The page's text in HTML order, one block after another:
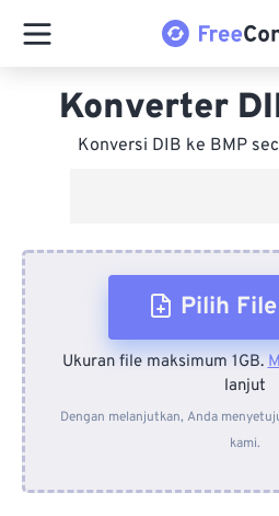
Konverter
Konversi DIB ke BMP
Pilih File
Dari
Dari
Ukuran file maksimum 1GB.
lanjut
Dengan melanjutkan, Anda
kami.